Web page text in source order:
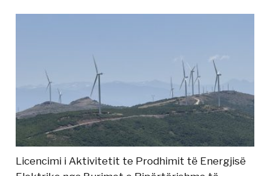
Licencimi i Aktivitetit te Prodhimit të Energjisë